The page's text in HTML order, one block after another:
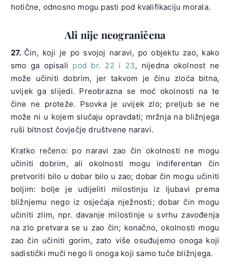
hotične, odnosno mogu pasti pod kvalifikaciju morala.
Ali nije neograničena
27. Čin, koji je po svojoj naravi, po objektu zao, kako
smo ga opisali pod br. 22 i 23, nijedna okolnost ne
može učiniti dobrim, jer takvom je činu zloća bitna,
uvijek ga slijedi. Preobrazna se moć okolnosti na te
čine ne proteže. Psovka je uvijek zlo; preljub se ne
može ni u kojem slučaju opravdati; mržnja na bližnjega
ruši bitnost čovječje društvene naravi.
Kratko rečeno: po naravi zao čin okolnosti ne mogu
učiniti dobrim, ali okolnosti mogu indiferentan čin
pretvoriti bilo u dobar bilo u zao; dobar čin mogu učiniti
boljim: bolje je udijeliti milostinju iz ljubavi prema
bližnjemu nego iz osjećaja nježnosti; dobar čin mogu
učiniti zlim, npr. davanje milostinje u svrhu zavođenja
na zlo pretvara se u zao čin; konačno, okolnosti mogu
zao čin učiniti gorim, zato više osuđujemo onoga koji
sadistički muči nego li onoga koji samo tuče bližnjega.